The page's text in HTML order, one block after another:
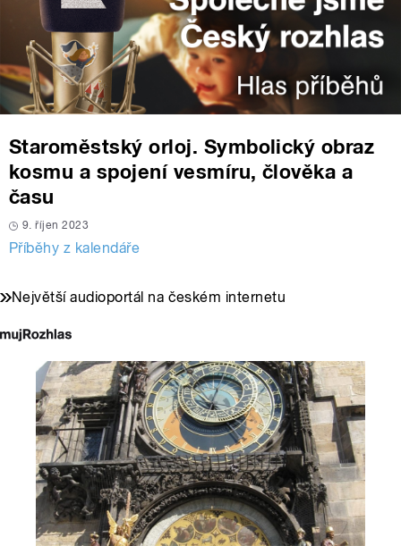
Staroměstský orloj. Symbolický obraz
kosmu a spojení vesmíru, člověka a
času
9. říjen 2023
Příběhy z kalendáře
Největší audioportál na českém internetu